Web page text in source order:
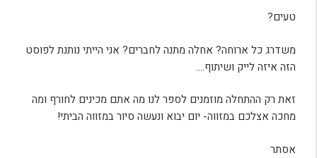
טעים?
משדרג כל ארוחה? אחלה מתנה לחברים? אני הייתי נותנת לפוסט
הזה איזה לייק ושיתוף….
זאת רק ההתחלה מוזמנים לספר לנו מה אתם מכינים לחורף ומה
מחכה אצלכם במזווה- יום יבוא ונעשה סיור במזווה הביתי!
אסתר